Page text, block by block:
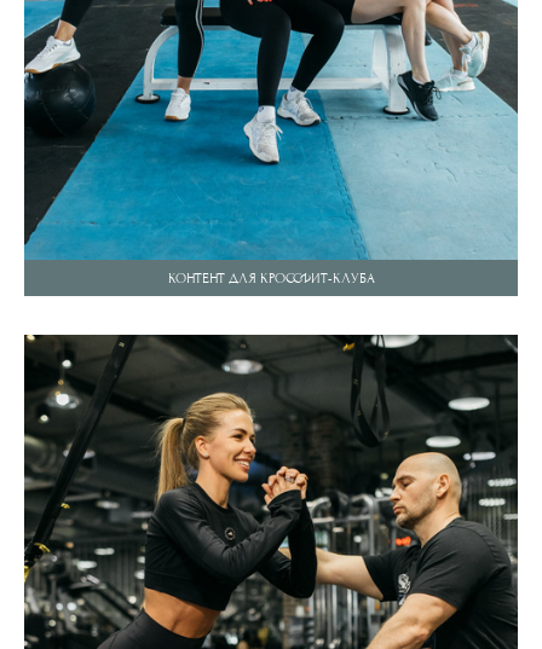
КОНТЕНТ ДЛЯ КРОССФИТ-КЛУБА